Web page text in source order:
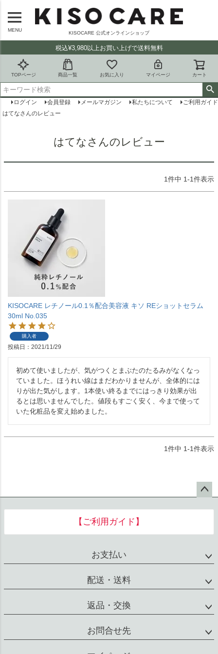
MENU
KISOCARE 公式オンラインショップ
税込¥3,980以上お買い上げで送料無料
TOPページ 商品一覧 お気に入り マイページ カート
ログイン 会員登録 メールマガジン 私たちについて
ご利用ガイド
はてなさんのレビュー
はてなさんのレビュー
1件中 1-1件表示
KISOCARE レチノール0.1％配合美容液 キソ REショットセラム
30ml No.035
購入者
投稿日 2021/11/29
初めて使いましたが、気がつくとまぶたのたるみがなくなっ
ていました。ほうれい線はまだわかりませんが、全体的には
りが出た気がします。1本使い終るまでにはっきり効果が出
るとは思いませんでした。値段もすごく安く、今まで使って
いた化粧品を変え始めました。
1件中 1-1件表示
へ
【ご利用ガイド】
お支払い
配送・送料
返品・交換
お問合せ先